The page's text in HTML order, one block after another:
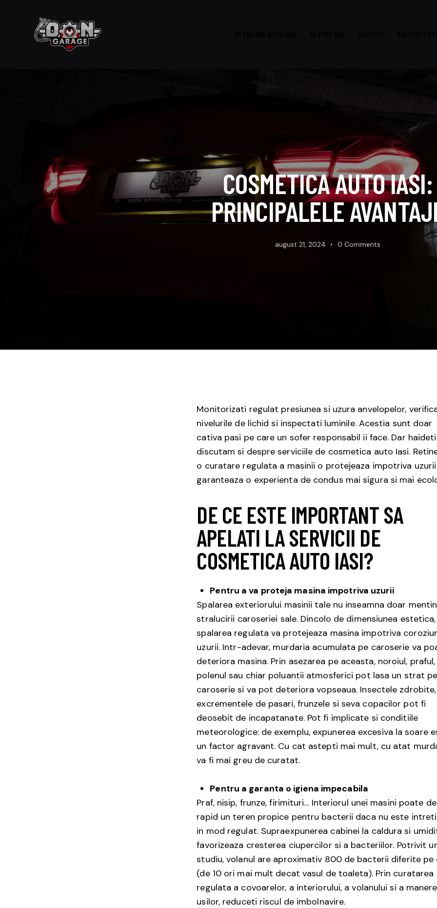
COSMETICA AUTO IASI:
PRINCIPALELE
august 21, 2024 0 Comments
Monitorizati regulat presiunea si uzura anvelopelor,
nivelurile de lichid si inspectati luminile. Acestia sunt doar
cativa pasi pe care un sofer responsabil ii face. Dar
discutam si despre serviciile de cosmetica auto Iasi.
o curatare regulata a masinii o protejeaza impotriva
garanteaza o experienta de condus mai sigura si mai
DE CE ESTE IMPORTANT SA
APELATI LA SERVICII DE
COSMETICA AUTO IASI?
Pentru a va proteja masina impotriva uzurii
Spalarea exteriorului masinii tale nu inseamna doar
stralucirii caroseriei sale. Dincolo de dimensiunea estetica,
spalarea regulata va protejeaza masina impotriva
uzurii. Intr-adevar, murdaria acumulata pe caroserie va
deteriora masina. Prin asezarea pe aceasta, noroiul, praful,
polenul sau chiar poluantii atmosferici pot lasa un strat
caroserie si va pot deteriora vopseaua. Insectele zdrobite,
excrementele de pasari, frunzele si seva copacilor pot fi
deosebit de incapatanate. Pot fi implicate si conditiile
meteorologice: de exemplu, expunerea excesiva la soare
un factor agravant. Cu cat astepti mai mult, cu atat
va fi mai greu de curatat.
Pentru a garanta o igiena impecabila
Praf, nisip, frunze, firimituri… Interiorul unei masini poate
rapid un teren propice pentru bacterii daca nu este
in mod regulat. Supraexpunerea cabinei la caldura si
favorizeaza cresterea ciupercilor si a bacteriilor. Potrivit
studiu, volanul are aproximativ 800 de bacterii diferite pe
(de 10 ori mai mult decat vasul de toaleta). Prin curatarea
regulata a covoarelor, a interiorului, a volanului si a
usilor, reduceti riscul de imbolnavire.